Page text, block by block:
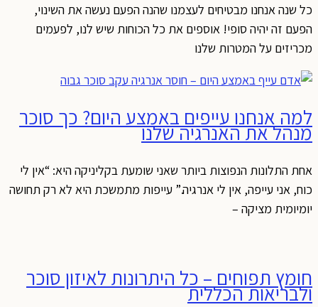
כל שנה אנחנו מבטיחים לעצמנו שהנה הפעם נעשה את השינוי,
הפעם זה יהיה סופי! אוספים את כל הכוחות שיש לנו, לפעמים
מכריזים על המטרות שלנו
למה אנחנו עייפים באמצע היום? כך סוכר
מנהל את האנרגיה שלנו
אחת התלונות הנפוצות ביותר שאני שומעת בקליניקה היא: “אין לי
כוח, אני עייפה, אין לי אנרגיה.” עייפות מתמשכת היא לא רק תחושה
יומיומית מציקה –
חומץ תפוחים – כל היתרונות לאיזון סוכר
ולבריאות הכללית